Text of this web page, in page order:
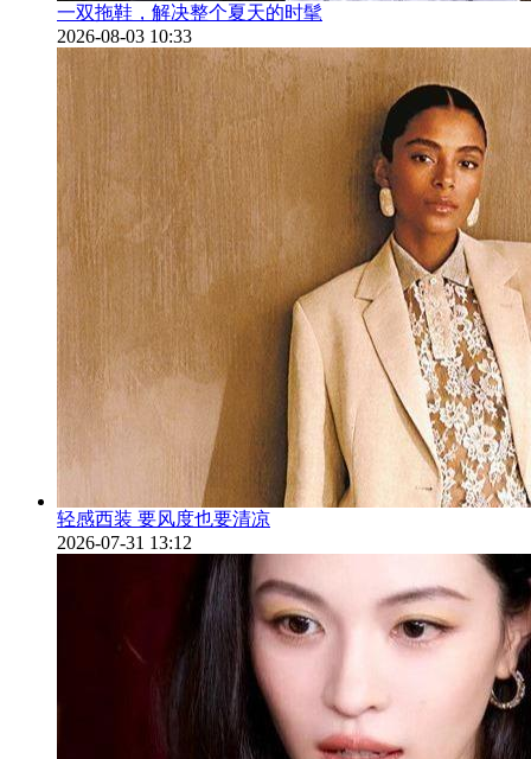
一双拖鞋，解决整个夏天的时髦
2026-08-03 10:33
轻感西装 要风度也要清凉
2026-07-31 13:12